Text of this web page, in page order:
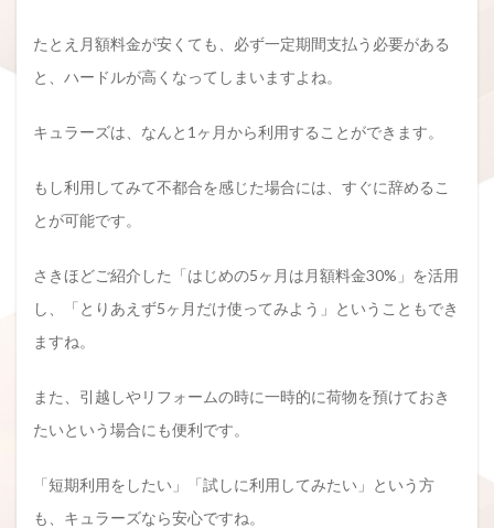
たとえ月額料金が安くても、必ず一定期間支払う必要がある
と、ハードルが高くなってしまいますよね。
キュラーズは、なんと1ヶ月から利用することができます。
もし利用してみて不都合を感じた場合には、すぐに辞めるこ
とが可能です。
さきほどご紹介した「はじめの5ヶ月は月額料金30%」を活用
し、「とりあえず5ヶ月だけ使ってみよう」ということもでき
ますね。
また、引越しやリフォームの時に一時的に荷物を預けておき
たいという場合にも便利です。
「短期利用をしたい」「試しに利用してみたい」という方
も、キュラーズなら安心ですね。